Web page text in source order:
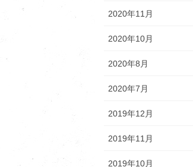
2020年11月
2020年10月
2020年8月
2020年7月
2019年12月
2019年11月
2019年10月